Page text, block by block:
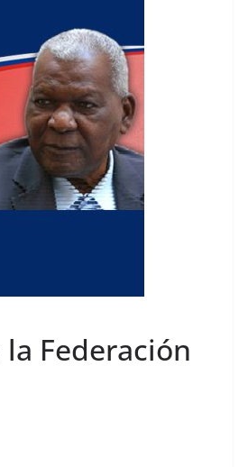
Federación